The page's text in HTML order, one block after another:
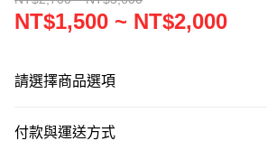
NT$1,500 ~ NT$2,000
請選擇商品選項
付款與運送方式